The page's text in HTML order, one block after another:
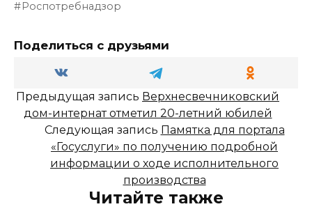
Роспотребнадзор
Поделиться с друзьями
Предыдущая запись Верхнесвечниковский
дом-интернат отметил 20-летний юбилей
Следующая запись Памятка для портала
«Госуслуги» по получению подробной
информации о ходе исполнительного
производства
Читайте также